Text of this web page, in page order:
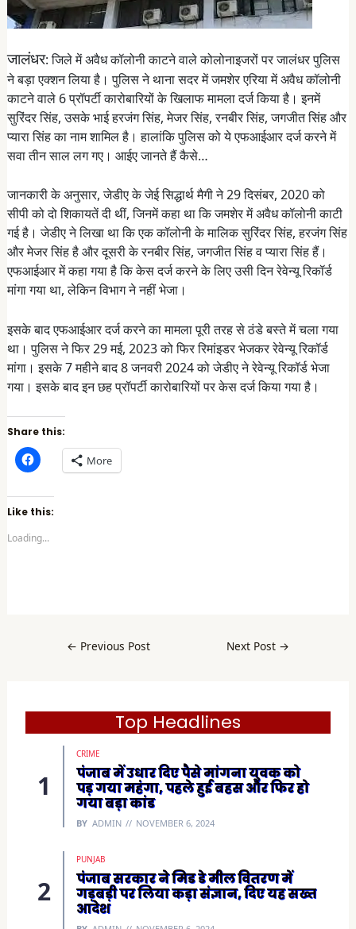
जालंधर: जिले में अवैध कॉलोनी काटने वाले कोलोनाइजरों पर जालंधर पुलिस
ने बड़ा एक्शन लिया है। पुलिस ने थाना सदर में जमशेर एरिया में अवैध कॉलोनी
काटने वाले 6 प्रॉपर्टी कारोबारियों के खिलाफ मामला दर्ज किया है। इनमें
सुरिंदर सिंह, उसके भाई हरजंग सिंह, मेजर सिंह, रनबीर सिंह, जगजीत सिंह और
प्यारा सिंह का नाम शामिल है। हालांकि पुलिस को ये एफआईआर दर्ज करने में
सवा तीन साल लग गए। आईए जानते हैं कैसे…
जानकारी के अनुसार, जेडीए के जेई सिद्धार्थ मैगी ने 29 दिसंबर, 2020 को
सीपी को दो शिकायतें दी थीं, जिनमें कहा था कि जमशेर में अवैध कॉलोनी काटी
गई है। जेडीए ने लिखा था कि एक कॉलोनी के मालिक सुरिंदर सिंह, हरजंग सिंह
और मेजर सिंह है और दूसरी के रनबीर सिंह, जगजीत सिंह व प्यारा सिंह हैं।
एफआईआर में कहा गया है कि केस दर्ज करने के लिए उसी दिन रेवेन्यू रिकॉर्ड
मांगा गया था, लेकिन विभाग ने नहीं भेजा।
इसके बाद एफआईआर दर्ज करने का मामला पूरी तरह से ठंडे बस्ते में चला गया
था। पुलिस ने फिर 29 मई, 2023 को फिर रिमांइडर भेजकर रेवेन्यू रिकॉर्ड
मांगा। इसके 7 महीने बाद 8 जनवरी 2024 को जेडीए ने रेवेन्यू रिकॉर्ड भेजा
गया। इसके बाद इन छह प्रॉपर्टी कारोबारियों पर केस दर्ज किया गया है।
Share this:
C
l
k
t
o
h
e
s
e
w
More
Like this:
Loading...
← Previous Post Next Post →
Top Headlines
CRIME
पंजाब में उधार दिए पैसे मांगना युवक को
पड़ गया महंगा, पहले हुई बहस और फिर हो
गया बड़ा कांड
BY ADMIN NOVEMBER 6, 2024
PUNJAB
पंजाब सरकार ने मिड डे मील वितरण में
गड़बड़ी पर लिया कड़ा संज्ञान, दिए यह सख्त
आदेश